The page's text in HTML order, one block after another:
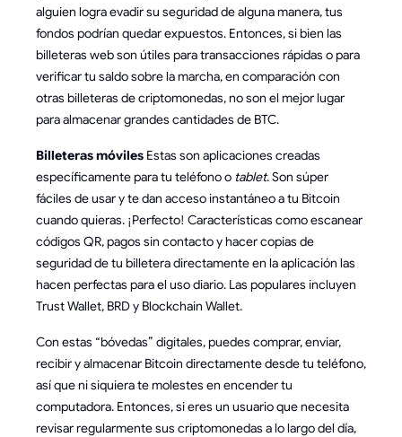
alguien logra evadir su seguridad de alguna manera, tus
fondos podrían quedar expuestos. Entonces, si bien las
billeteras web son útiles para transacciones rápidas o para
verificar tu saldo sobre la marcha, en comparación con
otras billeteras de criptomonedas, no son el mejor lugar
para almacenar grandes cantidades de BTC.
Billeteras móviles Estas son aplicaciones creadas
específicamente para tu teléfono o tablet. Son súper
fáciles de usar y te dan acceso instantáneo a tu Bitcoin
cuando quieras. ¡Perfecto! Características como escanear
códigos QR, pagos sin contacto y hacer copias de
seguridad de tu billetera directamente en la aplicación las
hacen perfectas para el uso diario. Las populares incluyen
Trust Wallet, BRD y Blockchain Wallet.
Con estas “bóvedas” digitales, puedes comprar, enviar,
recibir y almacenar Bitcoin directamente desde tu teléfono,
así que ni siquiera te molestes en encender tu
computadora. Entonces, si eres un usuario que necesita
revisar regularmente sus criptomonedas a lo largo del día,